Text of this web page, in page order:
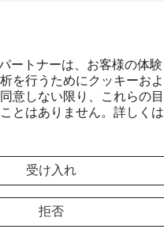
ートナーは、お客様の体
を行うためにクッキーお
意しない限り、これらの
とはありません。詳しく
受け入れ
拒否